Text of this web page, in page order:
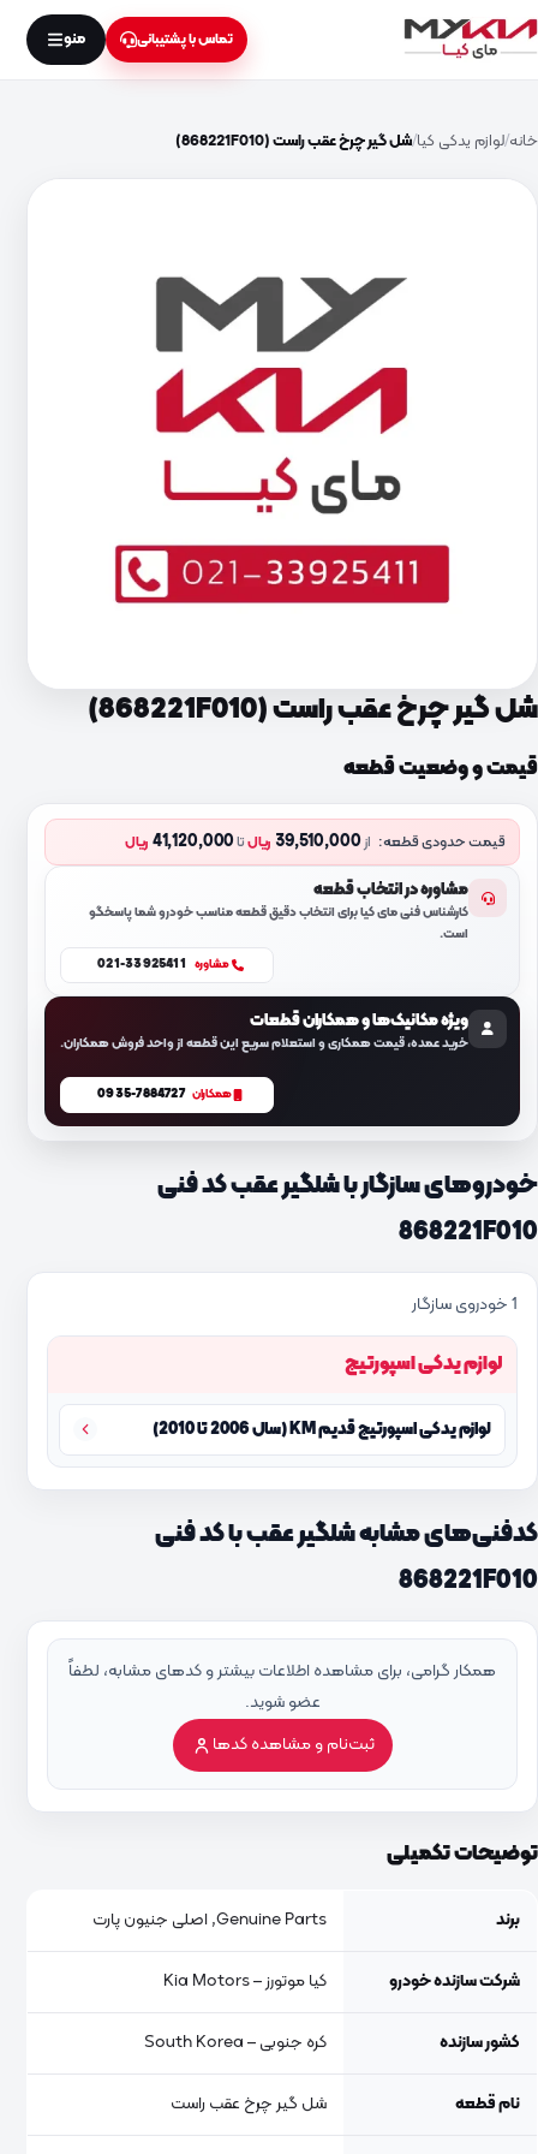
تماس با پشتیبانی منو
خانه لوازم یدکی کیا شل گیر چرخ عقب راست (868221F010)
شل گیر چرخ عقب راست (868221F010)
قیمت و وضعیت قطعه
قیمت حدودی قطعه: از39,510,000 ریالتا41,120,000 ریال
مشاوره در انتخاب قطعه
کارشناس فنی مای کیا برای انتخاب دقیق قطعه مناسب خودرو شما پاسخگو
است.
مشاوره 021-33925411
ویژه مکانیک‌ها و همکاران قطعات
خرید عمده، قیمت همکاری و استعلام سریع این قطعه از واحد فروش همکاران.
همکاران 0935-7884727
خودروهای سازگار با شلگیر عقب کد فنی
868221F010
1 خودروی سازگار
لوازم یدکی اسپورتیج
لوازم یدکی اسپورتیج قدیم KM (سال 2006 تا 2010)
کدفنی‌های مشابه شلگیر عقب با کد فنی
868221F010
همکار گرامی، برای مشاهده اطلاعات بیشتر و کدهای مشابه، لطفاً
عضو شوید.
ثبت‌نام و مشاهده کدها
توضیحات تکمیلی
برند Genuine Parts, اصلی جنیون پارت
شرکت سازنده خودرو کیا موتورز – Kia Motors
کشور سازنده کره جنوبی – South Korea
نام قطعه شل گیر چرخ عقب راست